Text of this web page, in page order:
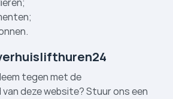
tegen met de
deze website? Stuur ons een